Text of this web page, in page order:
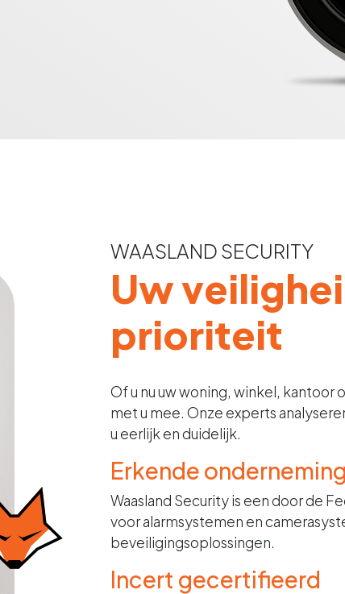
WAASLAND SECURITY
Uw
prioriteit
Of u nu uw woning, winkel,
met u mee. Onze experts
u eerlijk en duidelijk.
Erkende onderneming
Waasland Security is een door de
voor alarmsystemen en
beveiligingsoplossingen.
Incert gecertifieerd